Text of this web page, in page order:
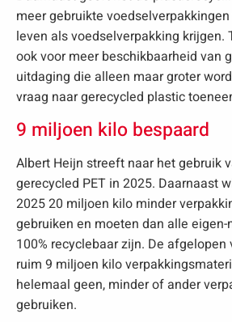
meer gebruikte
leven als voedselverpakking krijgen.
ook voor meer beschikbaarheid van
uitdaging die alleen maar groter
vraag naar gerecycled plastic
9 miljoen kilo bespaard
Albert Heijn streeft naar het gebruik
gerecycled PET in 2025. Daarnaast
2025 20 miljoen kilo minder
gebruiken en moeten dan alle
100% recyclebaar zijn. De afgelopen
ruim 9 miljoen kilo
helemaal geen, minder of ander
gebruiken.